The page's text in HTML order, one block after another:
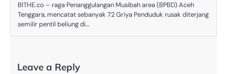
BITHE.co – raga Penanggulangan Musibah area (BPBD) Aceh
Tenggara, mencatat sebanyak 72 Griya Penduduk rusak diterjang
semilir pentil beliung di…
Leave a Reply